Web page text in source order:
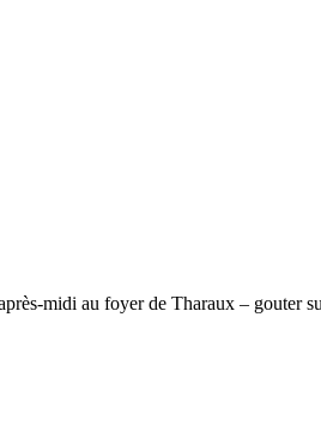
midi au foyer de Tharaux – gouter